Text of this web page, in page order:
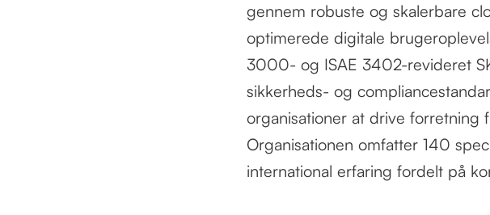
gennem robuste og skalerbare
optimerede digitale
3000- og ISAE 3402-revideret
sikkerheds- og
organisationer at drive forretning
Organisationen omfatter 140
international erfaring fordelt på